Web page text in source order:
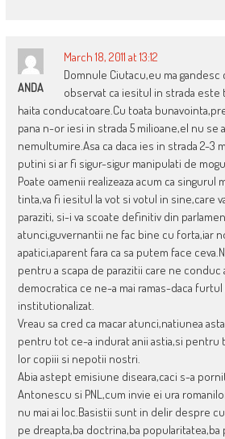
ANDA
March 18, 2011 at 13:12
Domnule Ciutacu,eu ma gandesc
observat ca iesitul in strada
haita conducatoare.Cu toata
pana n-or iesi in strada 5 milioane,el nu se
nemultumire.Asa ca daca ies in strada 2-3
putini si ar fi sigur-sigur manipulati de
Poate oamenii realizeaza acum ca singurul
tinta,va fi iesitul la vot si votul in sine,care
paraziti, si-i va scoate definitiv din
atunci,guvernantii ne fac bine cu forta,iar
apatici,aparent fara ca sa putem face
pentru a scapa de parazitii care ne conduc
democratica ce ne-a mai ramas-daca furtul
institutionalizat.
Vreau sa cred ca macar atunci,natiunea
pentru tot ce-a indurat anii astia,si pentru
lor copiii si nepotii nostri.
Abia astept emisiune diseara,caci s-a
Antonescu si PNL,cum invie ei ura
nu mai ai loc.Basistii sunt in delir despre
pe dreapta,ba doctrina,ba